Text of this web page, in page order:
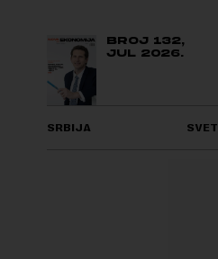
BROJ 132,
JUL 2026.
SRBIJA SVET